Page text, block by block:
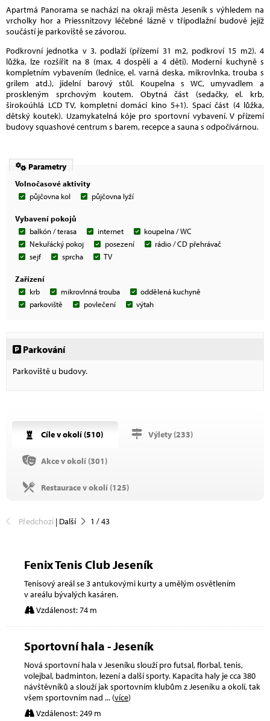
Apartmá Panorama se nachází na okraji města Jeseník s výhledem na
vrcholky hor a Priessnitzovy léčebné lázně v třípodlažní budově jejíž
součástí je parkoviště se závorou.
Podkrovní jednotka v 3. podlaží (přízemí 31 m2, podkroví 15 m2). 4
lůžka, lze rozšířit na 8 (max. 4 dospělí a 4 děti). Moderní kuchyně s
kompletním vybavením (lednice, el. varná deska, mikrovlnka, trouba s
grilem atd.), jídelní barový stůl. Koupelna s WC, umyvadlem a
proskleným sprchovým koutem. Obytná část (sedačky, el. krb,
širokoúhlá LCD TV, kompletní domácí kino 5+1). Spací část (4 lůžka,
dětský koutek). Uzamykatelná kóje pro sportovní vybavení. V přízemí
budovy squashové centrum s barem, recepce a sauna s odpočívárnou.
Parametry
Volnočasové aktivity
půjčovna kol
půjčovna lyží
Vybavení pokojů
balkón / terasa
internet
koupelna / WC
Nekuřácký pokoj
posezení
rádio / CD přehrávač
sejf
sprcha TV
Zařízení
krb
mikrovlnná trouba
oddělená kuchyně
parkoviště
povlečení výtah
Parkování
Parkoviště u budovy.
Cíle v okolí (510) Výlety (233)
Akce v okolí (301)
Restaurace v okolí (125)
Předchozí | Další 1 /43
Fenix Tenis Club Jeseník
Tenisový areál se 3 antukovými kurty a umělým osvětlením
v areálu bývalých kasáren.
Vzdálenost: 74 m
Sportovní hala - Jeseník
Nová sportovní hala v Jeseníku slouží pro futsal, florbal, tenis,
volejbal, badminton, lezení a další sporty. Kapacita haly je cca 380
návštěvníků a slouží jak sportovním klubům z Jeseníku a okolí, tak
všem sportovním nad ... (více)
Vzdálenost: 249 m